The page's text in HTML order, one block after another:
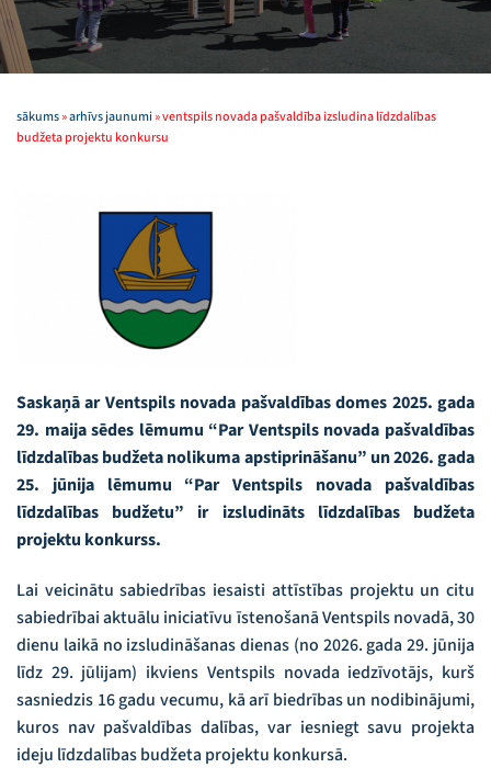
sākums»arhīvs jaunumi»ventspils novada pašvaldība izsludina līdzdalības
budžeta projektu konkursu
Saskaņā ar Ventspils novada pašvaldības domes 2025. gada
29. maija sēdes lēmumu “Par Ventspils novada pašvaldības
līdzdalības budžeta nolikuma apstiprināšanu” un 2026. gada
25. jūnija lēmumu “Par Ventspils novada pašvaldības
līdzdalības budžetu” ir izsludināts līdzdalības budžeta
projektu konkurss.
Lai veicinātu sabiedrības iesaisti attīstības projektu un citu
sabiedrībai aktuālu iniciatīvu īstenošanā Ventspils novadā, 30
dienu laikā no izsludināšanas dienas (no 2026. gada 29. jūnija
līdz 29. jūlijam) ikviens Ventspils novada iedzīvotājs, kurš
sasniedzis 16 gadu vecumu, kā arī biedrības un nodibinājumi,
kuros nav pašvaldības dalības, var iesniegt savu projekta
ideju līdzdalības budžeta projektu konkursā.